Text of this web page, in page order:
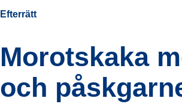
Efterrätt
Morotskaka
och